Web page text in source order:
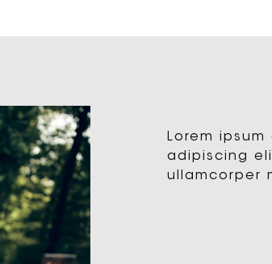
Lorem
adipiscing
ullamcorper